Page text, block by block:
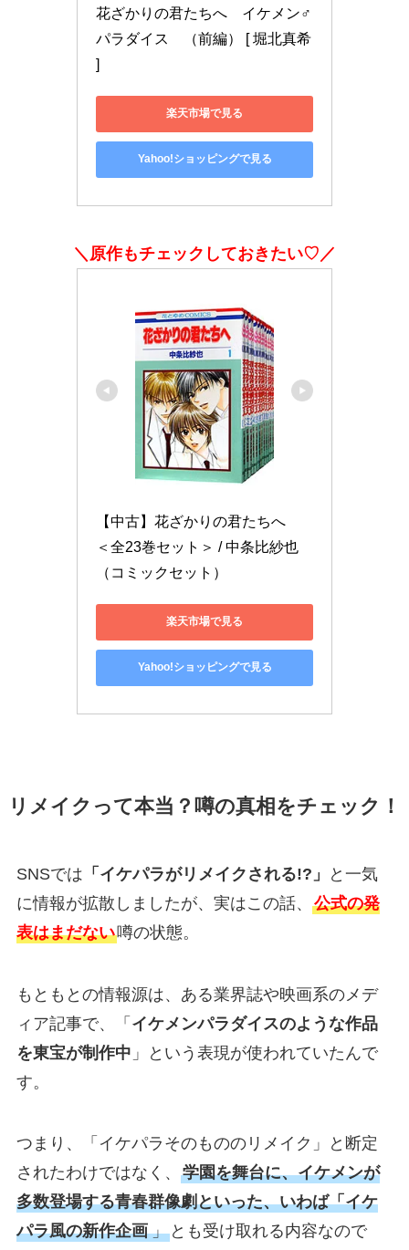
花ざかりの君たちへ　イケメン♂
パラダイス　（前編） [ 堀北真希
]
楽天市場で見る
Yahoo!ショッピングで見る
＼原作もチェックしておきたい♡／
【中古】花ざかりの君たちへ
＜全23巻セット＞ / 中条比紗也
（コミックセット）
楽天市場で見る
Yahoo!ショッピングで見る
リメイクって本当？噂の真相をチェック！
SNSでは 「イケパラがリメイクされる!?」
と一気
に情報が拡散しましたが、実はこの話、 公式の発
表はまだない噂の状態。
もともとの情報源は、ある業界誌や映画系のメデ
ィア記事で、「 イケメンパラダイスのような作品
を東宝が制作中 」という表現が使われていたんで
す。
つまり、「イケパラそのもののリメイク」と断定
されたわけではなく、 学園を舞台に、イケメンが
多数登場する青春群像劇といった、いわば「イケ
パラ風の新作企画 」とも受け取れる内容なので